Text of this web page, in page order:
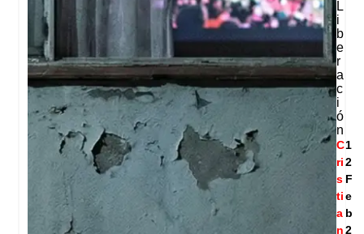
L
I
B
E
R
A
C
I
Ó
N
C
ri
s
ti
a
n
1
2
F
e
b
2